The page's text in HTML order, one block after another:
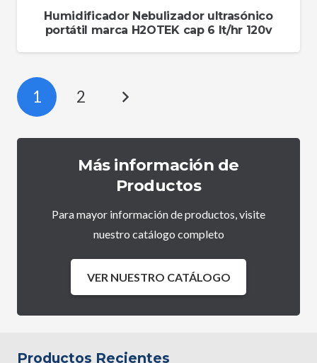
Humidificador Nebulizador ultrasónico
portátil marca H2OTEK cap 6 lt/hr 120v
1 2
Más información de
Productos
Para mayor información de productos, visite
nuestro catálogo completo
VER NUESTRO CATÁLOGO
Productos Recientes